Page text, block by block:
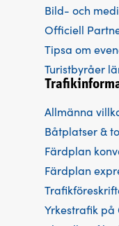
Bild- och
Officiell
Tipsa om
Turistbyråer
Allmänna
Båtplatser &
Färdplan
Färdplan
Yrkestrafik på